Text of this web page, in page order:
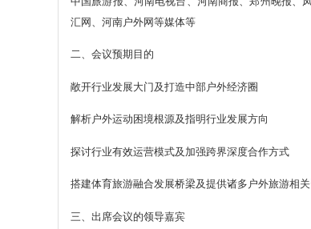
汇网、河南户外网等媒体等
二、会议预期目的
敞开行业发展大门及打造中部户外经济圈
解析户外运动困境根源及指明行业发展方向
探讨行业有效运营模式及加强跨界深度合作方式
搭建体育旅游融合发展桥梁及提供诸多户外旅游相
三、出席会议的领导嘉宾